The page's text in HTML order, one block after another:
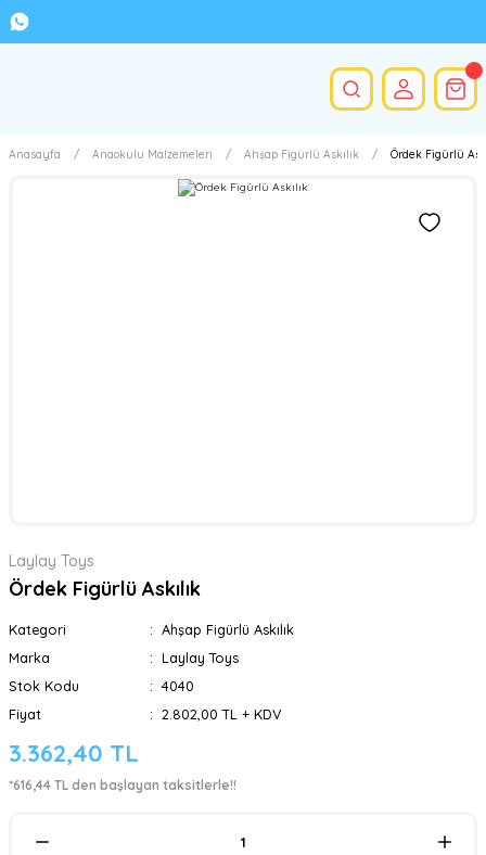
Anasayfa Anaokulu Malzemeleri Ahşap Figürlü Askılık Ördek Figürlü
Laylay Toys
Ördek Figürlü Askılık
Kategori
Ahşap Figürlü Askılık
Marka
Laylay Toys
Stok Kodu
4040
Fiyat
2.802,00 TL + KDV
3.362,40 TL
*616,44 TL den başlayan taksitlerle!!